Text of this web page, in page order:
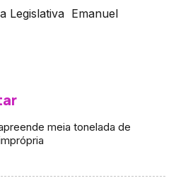
Legislativa Emanuel
meia tonelada de